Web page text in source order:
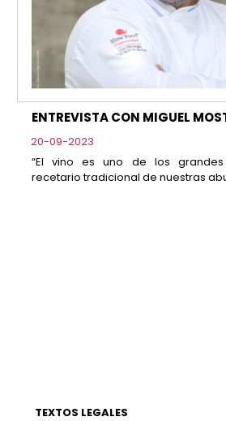
ENTREVISTA CON MIGUEL
20-09-2023
“El vino es uno de los
recetario tradicional de nuestras
TEXTOS LEGALES